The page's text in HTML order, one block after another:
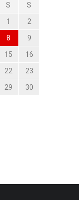
S S
1 2
8 9
15 16
22 23
29 30